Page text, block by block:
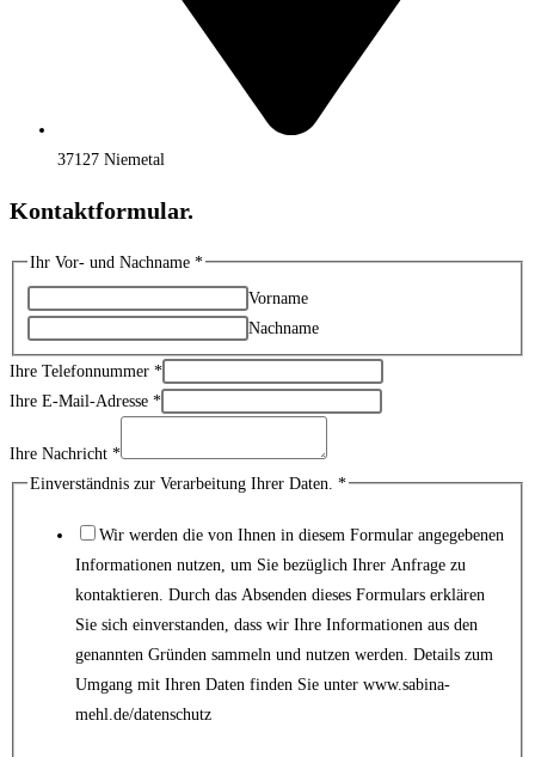
37127 Niemetal
Kontaktformular.
Ihr Vor- und Nachname *
Vorname
Nachname
Ihre Telefonnummer *
Ihre E-Mail-Adresse *
Ihre Nachricht *
Telefonnummer
Einverständnis zur Verarbeitung Ihrer Daten. *
Wir werden die von Ihnen in diesem Formular angegebenen
Informationen nutzen, um Sie bezüglich Ihrer Anfrage zu
kontaktieren. Durch das Absenden dieses Formulars erklären
Sie sich einverstanden, dass wir Ihre Informationen aus den
genannten Gründen sammeln und nutzen werden. Details zum
Umgang mit Ihren Daten finden Sie unter www.sabina-
mehl.de/datenschutz